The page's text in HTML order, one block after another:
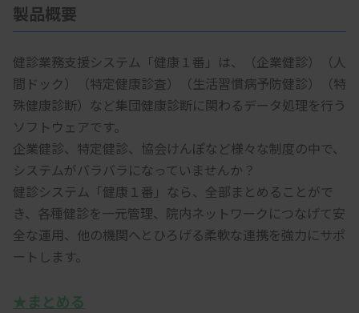
製品概要
健診業務支援システム「健康１番」は、（企業健診）（人
間ドック）（特定健康診査）（生活習慣病予防健診）（特
殊健康診断）など集団健康診断に関わるデータ処理を行う
ソフトウェアです。
企業健診、特定健診、協会けんぽなど様々な制度の中で、
システムがバラバラになっていませんか？
健診システム「健康１番」なら、全部まとめることがで
き、各種健診を一元管理、院内ネットワークにつなげて安
全な運用、他の機関へとひろげる柔軟な連携を強力にサポ
ートします。
★まとめる